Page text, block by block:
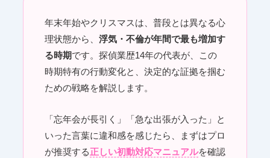
年末年始やクリスマスは、普段とは異なる心
理状態から、 浮気・不倫が年間で最も増加す
る時期です。探偵業歴14年の代表が、この
時期特有の行動変化と、決定的な証拠を掴む
ための戦略を解説します。
「忘年会が長引く」「急な出張が入った」と
いった言葉に違和感を感じたら、まずはプロ
が推奨する正しい初動対応マニュアルを確認